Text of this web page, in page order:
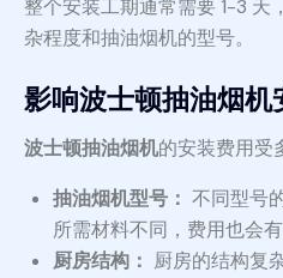
整个安装工期通常需要 1-3 天
杂程度和抽油烟机的型号。
影响波士顿抽油烟
波士顿抽油烟机的安装费用受
抽油烟机型号： 不同型号
所需材料不同，费用也会有
厨房结构： 厨房的结构复